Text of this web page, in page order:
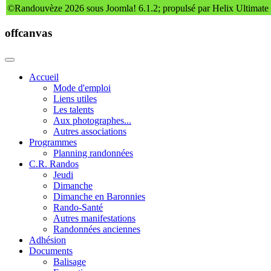
©Randouvèze 2026 sous Joomla! 6.1.2; propulsé par Helix Ultimate
offcanvas
Accueil
Mode d'emploi
Liens utiles
Les talents
Aux photographes...
Autres associations
Programmes
Planning randonnées
C.R. Randos
Jeudi
Dimanche
Dimanche en Baronnies
Rando-Santé
Autres manifestations
Randonnées anciennes
Adhésion
Documents
Balisage